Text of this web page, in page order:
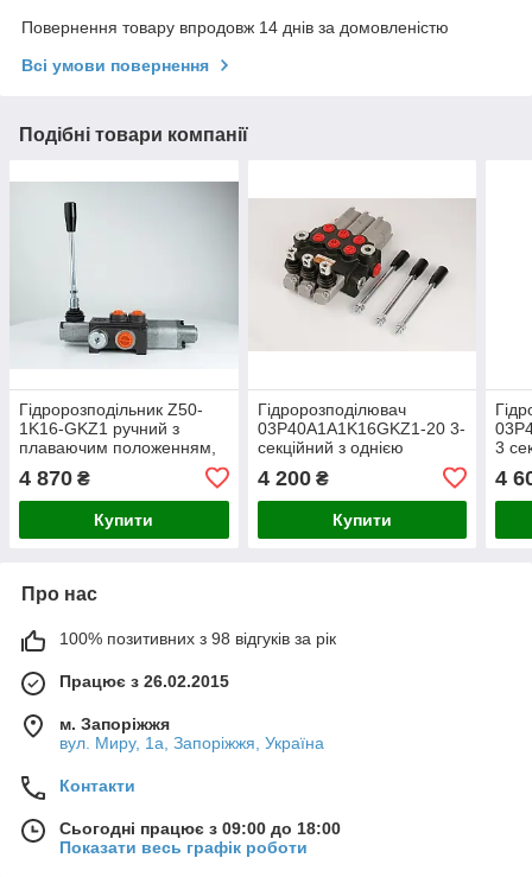
Повернення товару впродовж 14 днів за домовленістю
Всі умови повернення
Подібні товари компанії
Гідророзподільник Z50-
1K16-GKZ1 ручний з
плаваючим положенням,
1 секц, Pmax 250 Бар, Q
50 л/хв, Badestnost
4 870 ₴
Купити
Гідророзподілювач
03P40A1A1K16GKZ1-20 3-
секційний з однією
плаваючою секцією, Pmax
250 Бар, Qmax 40 л/хв.
4 200₴
Купити
3
Бар,
4
Про нас
100% позитивних з 98 відгуків за рік
Працює з 26.02.2015
м. Запоріжжя
вул. Миру, 1а, Запоріжжя, Україна
Контакти
Сьогодні працює з 09:00 до 18:00
Показати весь графік роботи